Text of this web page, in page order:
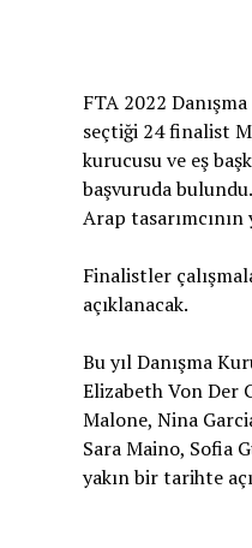
FTA 2022
seçtiği 24 finalist
kurucusu ve eş
başvuruda
Arap
Finalistler
açıklanacak.
Bu yıl Danışma
Elizabeth Von Der
Malone, Nina
Sara Maino, Sofia
yakın bir tarihte